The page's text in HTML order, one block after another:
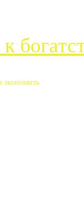
экономить